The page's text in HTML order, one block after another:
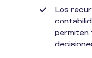
Los
permiten